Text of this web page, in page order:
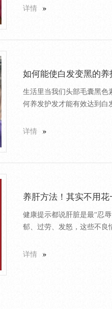
详情
如何能使白发变黑的养
生活里当我们头部毛囊黑色
何养发护发才能有效达到
详情
养肝方法！其实不用花
健康提示都说肝脏是最“忍
郁、过劳、发怒，这些不良
详情